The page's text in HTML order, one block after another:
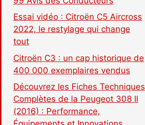
Essai vidéo : Citroën C5 Aircross
2022, le restylage qui change
tout
Citroën C3 : un cap historique de
400 000 exemplaires vendus
Découvrez les Fiches Techniques
Complètes de la Peugeot 308 II
(2016) : Performance,